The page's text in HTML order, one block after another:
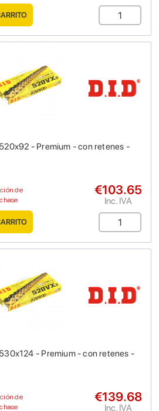
- Premium - con retenes -
de
€103.65
Inc. IVA
- Premium - con retenes -
de
€139.68
Inc. IVA